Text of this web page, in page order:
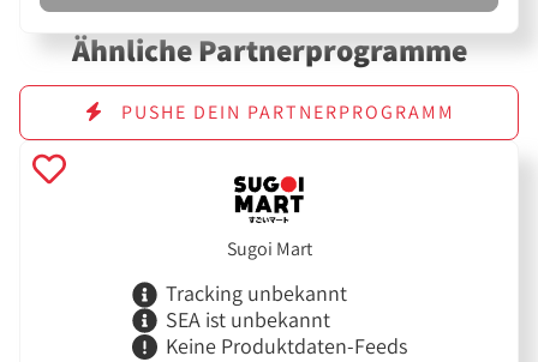
Ähnliche Partnerprogramme
PUSHE DEIN PARTNERPROGRAMM
Sugoi Mart
Tracking unbekannt
SEA ist unbekannt
Keine Produktdaten-Feeds